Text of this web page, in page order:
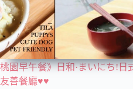
桃園早午餐》日和·まいにち!日
友善餐廳♥♥